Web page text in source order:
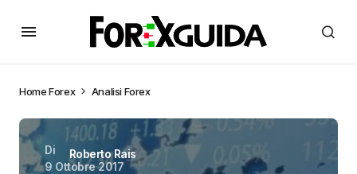
HomeForex Analisi Forex
Di
Roberto Rais
9 Ottobre 2017